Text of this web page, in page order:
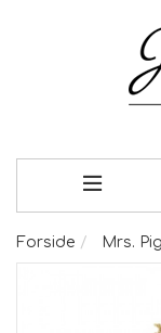
Forside Mrs.